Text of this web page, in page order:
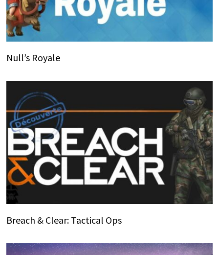
Null’s Royale
Breach & Clear: Tactical Ops